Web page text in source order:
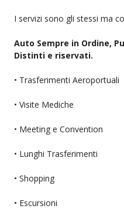
I servizi sono gli stessi ma
Auto Sempre in Ordine,
Distinti e riservati.
• Trasferimenti Aeroportuali
• Visite Mediche
• Meeting e Convention
• Lunghi Trasferimenti
• Shopping
• Escursioni